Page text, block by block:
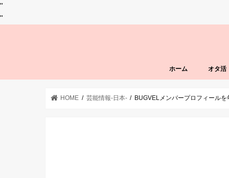
"
"
ホーム オタ活
HOME 芸能情報-日本- BUGVELメンバープロフィール